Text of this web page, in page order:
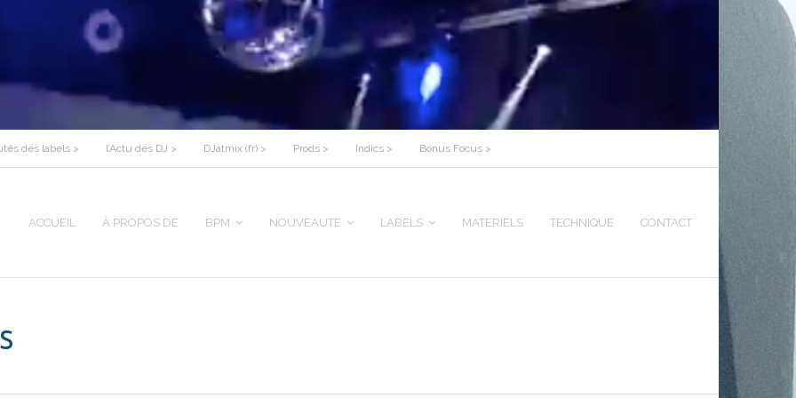
des labels > l’Actu des DJ > DJatmix (fr) > Prods > Indics > Bonus Focus >
ACCUEIL À PROPOS DE BPM NOUVEAUTE LABELS MATERIELS TECHNIQUE CONTACT